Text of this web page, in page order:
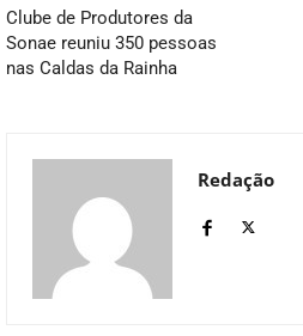
Clube de Produtores da
Sonae reuniu 350 pessoas
nas Caldas da Rainha
Redação